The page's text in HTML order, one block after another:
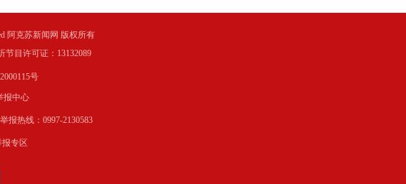
阿克苏新闻网 版权所有
目许可证：13132089
号
报中心
热线：0997-2130583
专区